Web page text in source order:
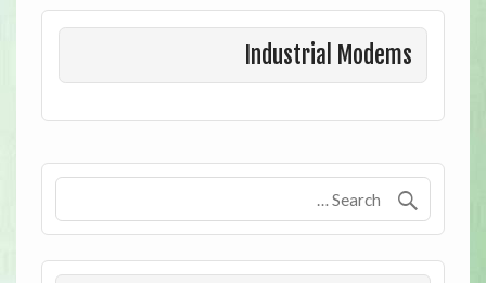
Industrial Modems